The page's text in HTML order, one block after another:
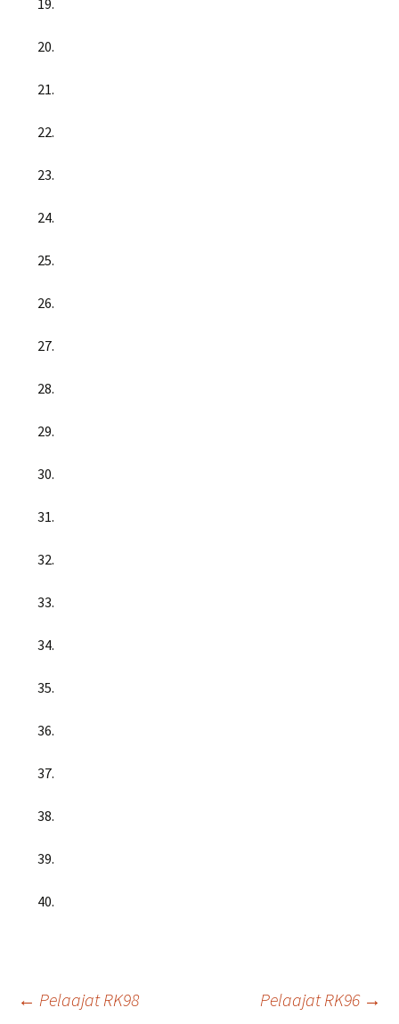
19.
20.
21.
22.
23.
24.
25.
26.
27.
28.
29.
30.
31.
32.
33.
34.
35.
36.
37.
38.
39.
40.
Artikkelien
← Pelaajat RK98 Pelaajat RK96 →